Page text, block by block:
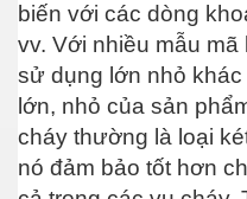
biến với các dòng
vv. Với nhiều mẫu
sử dụng lớn nhỏ
lớn, nhỏ của sản
cháy thường là loại
nó đảm bảo tốt hơn